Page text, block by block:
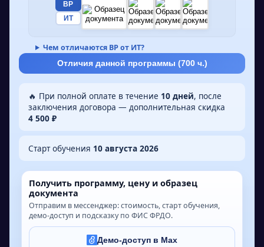
ВР
ИТ
Чем отличаются ВР от ИТ?
Отличия данной программы (700ч.)
🔥 При полной оплате в течение 10 дней, после
заключения договора — дополнительная скидка
4 500 ₽
Старт обучения 10 августа 2026
Получить программу, цену и образец
документа
Отправим в мессенджер: стоимость, старт обучения,
демо-доступ и подсказку по ФИС ФРДО.
Демо-доступ в Max